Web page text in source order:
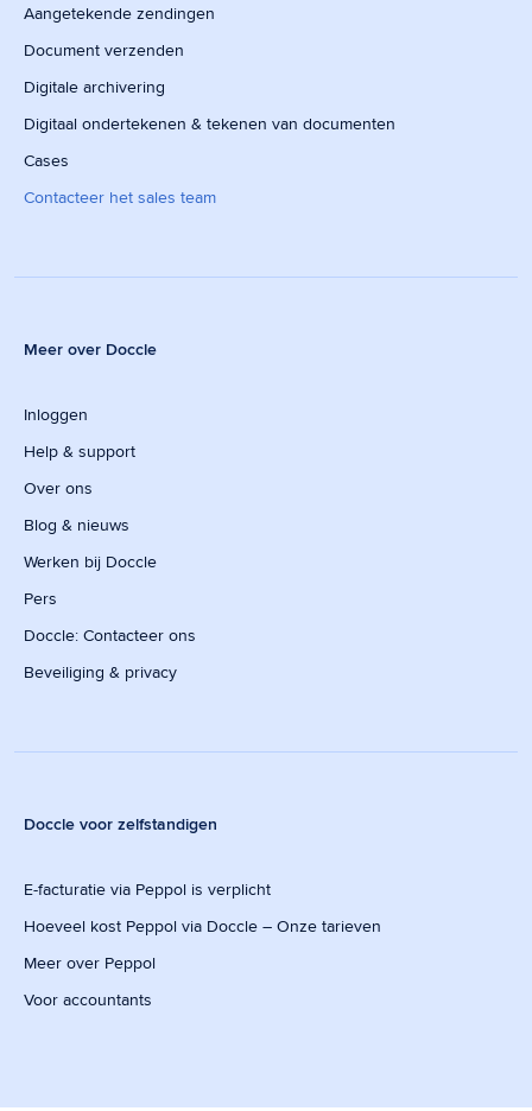
Aangetekende zendingen
Document verzenden
Digitale archivering
Digitaal ondertekenen & tekenen van documenten
Cases
Contacteer het sales team
Meer over Doccle
Inloggen
Help & support
Over ons
Blog & nieuws
Werken bij Doccle
Pers
Doccle: Contacteer ons
Beveiliging & privacy
Doccle voor zelfstandigen
E-facturatie via Peppol is verplicht
Hoeveel kost Peppol via Doccle – Onze tarieven
Meer over Peppol
Voor accountants